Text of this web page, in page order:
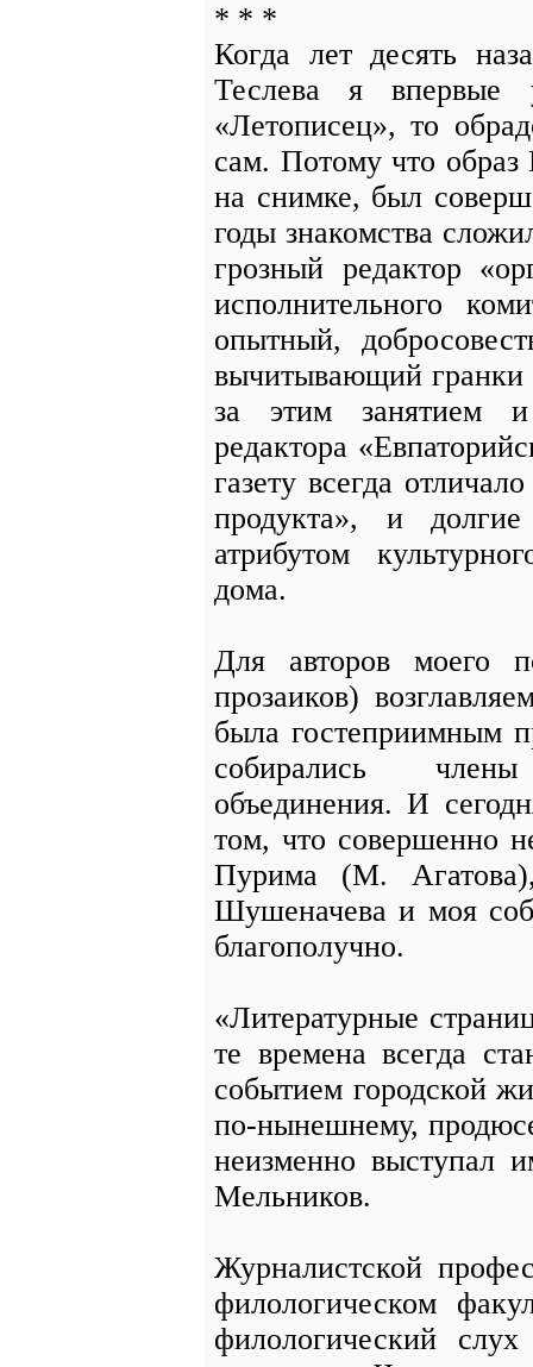
* * *
Когда лет десять
Теслева я впервые
«Летописец», то
сам. Потому что образ
на снимке, был
годы знакомства
грозный редактор
исполнительного
опытный,
вычитывающий гранки
за этим занятием и
редактора
газету всегда
продукта», и
атрибутом
дома.
Для авторов моего
прозаиков)
была гостеприимным
собирались члены
объединения. И
том, что совершенно
Пурима (М.
Шушеначева и моя
благополучно.
«Литературные
те времена всегда
событием городской
по-нынешнему,
неизменно выступал
Мельников.
Журналистской
филологическом
филологический